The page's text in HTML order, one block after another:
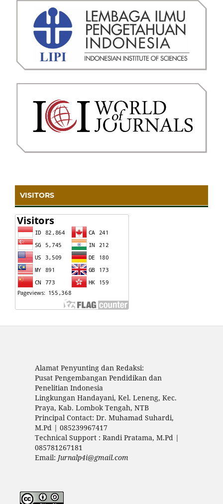
VISITORS
Alamat Penyunting dan Redaksi:
Pusat Pengembangan Pendidikan dan
Penelitian Indonesia
Lingkungan Handayani, Kel. Leneng, Kec.
Praya, Kab. Lombok Tengah, NTB
Principal Contact: Dr. Muhamad Suhardi,
M.Pd | 085239967417
Technical Support : Randi Pratama, M.Pd |
085781267181
Email: Jurnalp4i@gmail.com